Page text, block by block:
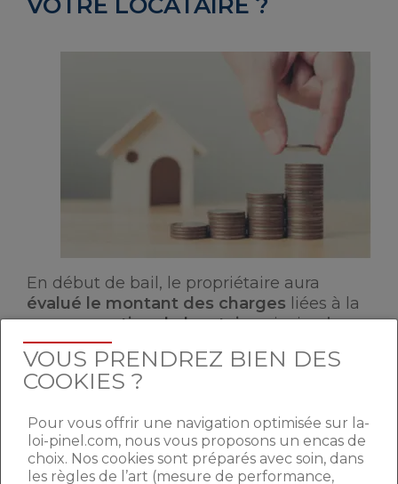
En début de bail, le propriétaire aura
évalué le montant des charges liées à la
consommation du locataire, ainsi qu’aux
charges courantes de l’immeuble
lui permettra d’établirun montant de
provisions sur charges
Lorsqu’il reçoit la totalité des factures de
ces charges et s’il s’aperçoit que la
consommation de son locataire est plus
VOUS PRENDREZ BIEN DES
COOKIES ?
Pour vous offrir une navigation optimisée sur la-
loi-pinel.com, nous vous proposons un encas de
choix. Nos cookies sont préparés avec soin, dans
les règles de l’art (mesure de performance,